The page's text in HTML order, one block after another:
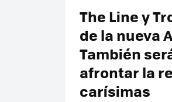
The Line y
de la nueva
También
afrontar la
carísimas